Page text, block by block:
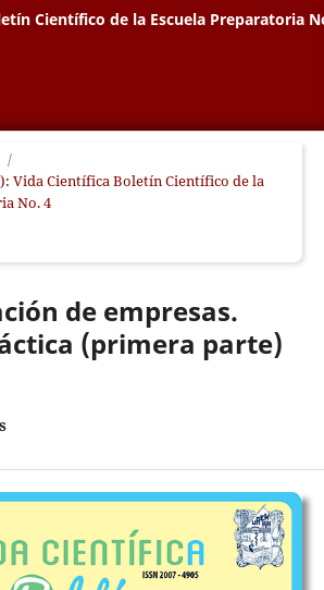
Científico de la Escuela Preparatoria
/
Vida Científica Boletín Científico de la
No. 4
de empresas.
(primera parte)